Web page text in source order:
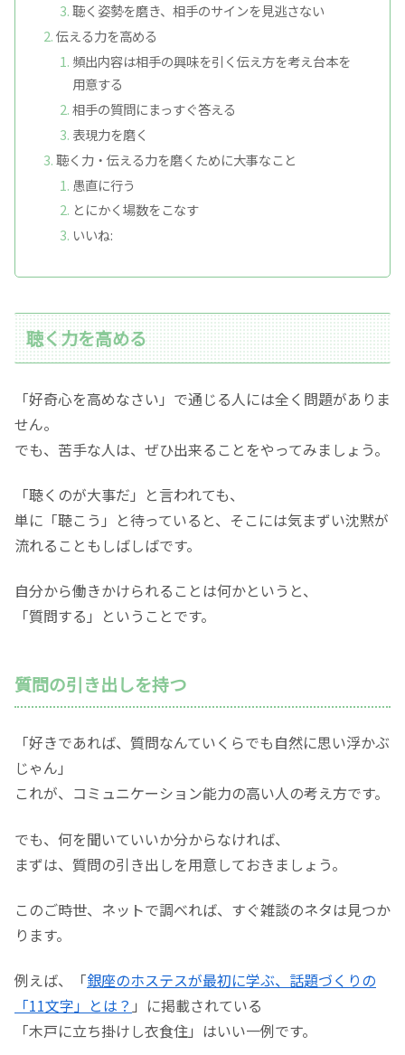
聴く姿勢を磨き、相手のサインを見逃さない
伝える力を高める
頻出内容は相手の興味を引く伝え方を考え台本を
用意する
相手の質問にまっすぐ答える
表現力を磨く
聴く力・伝える力を磨くために大事なこと
愚直に行う
とにかく場数をこなす
いいね:
聴く力を高める
「好奇心を高めなさい」で通じる人には全く問題がありま
せん。
でも、苦手な人は、ぜひ出来ることをやってみましょう。
「聴くのが大事だ」と言われても、
単に「聴こう」と待っていると、そこには気まずい沈黙が
流れることもしばしばです。
自分から働きかけられることは何かというと、
「質問する」ということです。
質問の引き出しを持つ
「好きであれば、質問なんていくらでも自然に思い浮かぶ
じゃん」
これが、コミュニケーション能力の高い人の考え方です。
でも、何を聞いていいか分からなければ、
まずは、質問の引き出しを用意しておきましょう。
このご時世、ネットで調べれば、すぐ雑談のネタは見つか
ります。
例えば、「銀座のホステスが最初に学ぶ、話題づくりの
「11文字」とは？ 」に掲載されている
「木戸に立ち掛けし衣食住」はいい一例です。